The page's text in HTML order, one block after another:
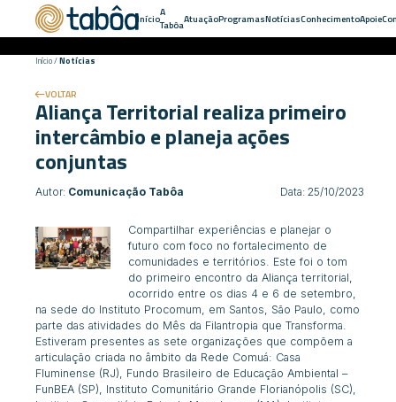
InícioA
TabôaAtuaçãoProgramasNotíciasConhecimentoApoie
Início/Notícias
Aliança Territorial realiza primeiro
intercâmbio e planeja ações
conjuntas
VOLTAR
Autor: Comunicação Tabôa Data: 25/10/2023
Compartilhar experiências e planejar o
futuro com foco no fortalecimento de
comunidades e territórios. Este foi o tom
do primeiro encontro da Aliança territorial,
ocorrido entre os dias 4 e 6 de setembro,
na sede do Instituto Procomum, em Santos, São Paulo, como
parte das atividades do Mês da Filantropia que Transforma.
Estiveram presentes as sete organizações que compõem a
articulação criada no âmbito da Rede Comuá: Casa
Fluminense (RJ), Fundo Brasileiro de Educação Ambiental –
FunBEA (SP), Instituto Comunitário Grande Florianópolis (SC),